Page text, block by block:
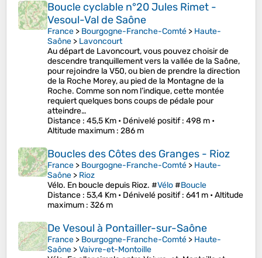
Boucle cyclable n°20 Jules Rimet -
Vesoul-Val de Saône
France > Bourgogne-Franche-Comté > Haute-
Saône > Lavoncourt
Au départ de Lavoncourt, vous pouvez choisir de
descendre tranquillement vers la vallée de la Saône,
pour rejoindre la V50, ou bien de prendre la direction
de la Roche Morey, au pied de la Montagne de la
Roche. Comme son nom l’indique, cette montée
requiert quelques bons coups de pédale pour
atteindre…
Distance : 45,5 Km • Dénivelé positif: 498 m •
Altitude maximum : 286 m
Boucles des Côtes des Granges - Rioz
France > Bourgogne-Franche-Comté > Haute-
Saône > Rioz
Vélo. En boucle depuis Rioz. #Vélo#Boucle
Distance : 53,4 Km • Dénivelé positif: 641 m •Altitude
maximum : 326 m
De Vesoul à Pontailler-sur-Saône
France > Bourgogne-Franche-Comté > Haute-
Saône >Vaivre-et-Montoille